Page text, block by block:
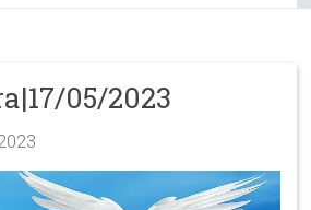
05/2023